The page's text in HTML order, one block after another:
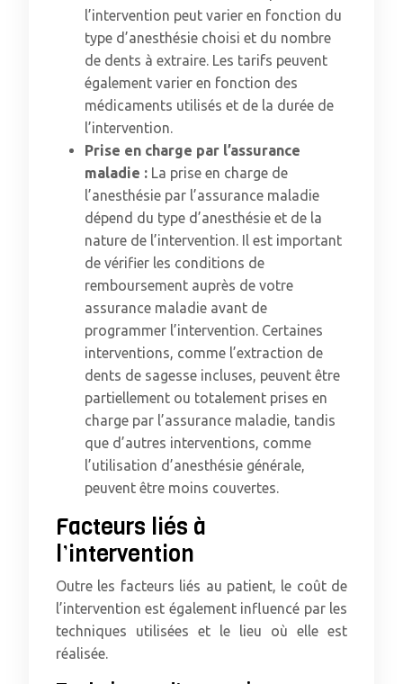
l’intervention peut varier en fonction du
type d’anesthésie choisi et du nombre
de dents à extraire. Les tarifs peuvent
également varier en fonction des
médicaments utilisés et de la durée de
l’intervention.
Prise en charge par l’assurance
maladie : La prise en charge de
l’anesthésie par l’assurance maladie
dépend du type d’anesthésie et de la
nature de l’intervention. Il est important
de vérifier les conditions de
remboursement auprès de votre
assurance maladie avant de
programmer l’intervention. Certaines
interventions, comme l’extraction de
dents de sagesse incluses, peuvent être
partiellement ou totalement prises en
charge par l’assurance maladie, tandis
que d’autres interventions, comme
l’utilisation d’anesthésie générale,
peuvent être moins couvertes.
Facteurs liés à
l’intervention
Outre les facteurs liés au patient, le coût de
l’intervention est également influencé par les
techniques utilisées et le lieu où elle est
réalisée.